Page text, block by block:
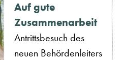
Auf gute
Zusammenarbeit
Antrittsbesuch des
neuen Behördenleiters